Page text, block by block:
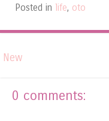
Posted in life, oto
New
0 comments: